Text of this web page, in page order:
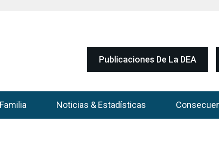
Publicaciones De La DEA
Noticias & Estadísticas